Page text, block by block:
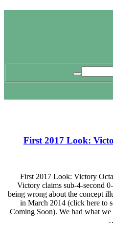
First 2017 Look:
First 2017 Look: Victory
Victory claims sub-4-second
being wrong about the concept
in March 2014 (click here to
Coming Soon). We had what